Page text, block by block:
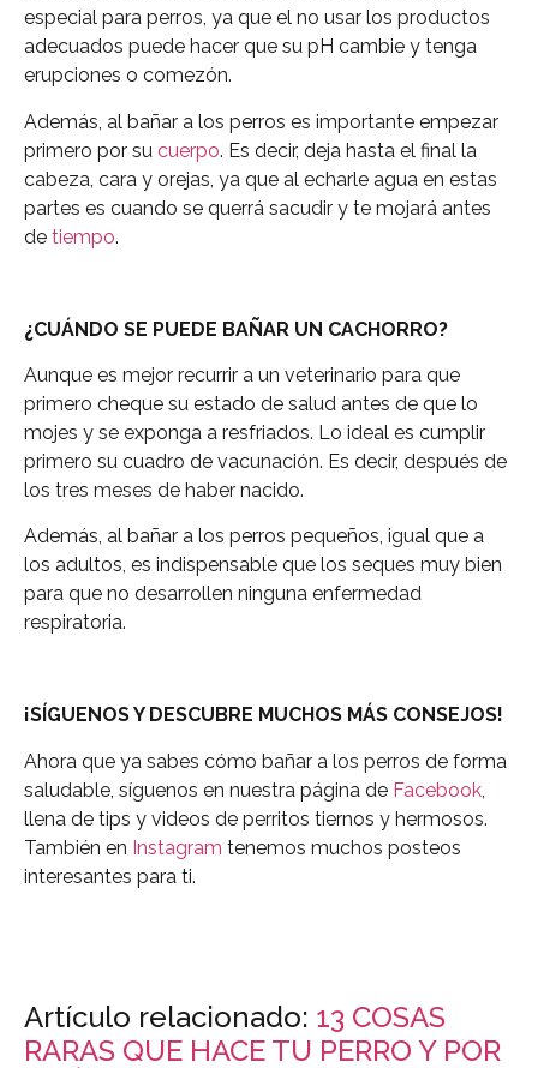
especial para perros, ya que el no usar los productos
adecuados puede hacer que su pH cambie y tenga
erupciones o comezón.
Además, al bañar a los perros es importante empezar
primero por su cuerpo. Es decir, deja hasta el final la
cabeza, cara y orejas, ya que al echarle agua en estas
partes es cuando se querrá sacudir y te mojará antes
de tiempo.
¿CUÁNDO SE PUEDE BAÑAR UN CACHORRO?
Aunque es mejor recurrir a un veterinario para que
primero cheque su estado de salud antes de que lo
mojes y se exponga a resfriados. Lo ideal es cumplir
primero su cuadro de vacunación. Es decir, después de
los tres meses de haber nacido.
Además, al bañar a los perros pequeños, igual que a
los adultos, es indispensable que los seques muy bien
para que no desarrollen ninguna enfermedad
respiratoria.
¡SÍGUENOS Y DESCUBRE MUCHOS MÁS CONSEJOS!
Ahora que ya sabes cómo bañar a los perros de forma
saludable, síguenos en nuestra página de Facebook
llena de tips y videos de perritos tiernos y hermosos.
También en Instagram tenemos muchos posteos
interesantes para ti.
Artículo relacionado: 13 COSAS
RARAS QUE HACE TU PERRO Y POR